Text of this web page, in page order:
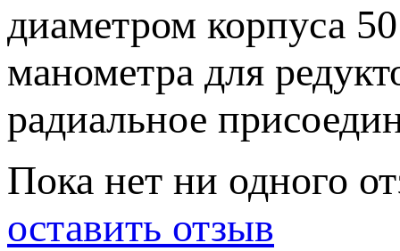
диаметром корпуса
манометра для
радиальное
Пока нет ни одного
оставить отзыв